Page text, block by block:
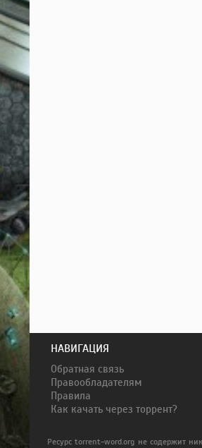
НАВИГАЦИЯ
Обратная связь
Правообладателям
Правила
Как качать через торрент?
Ресурс torrent-word.org не содержит